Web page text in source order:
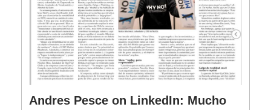
Andres Pesce on LinkedIn: Mucho